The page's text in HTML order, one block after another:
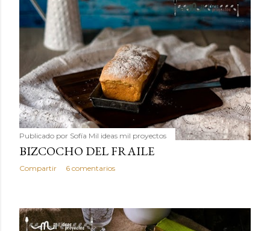
Publicado por Sofía Mil ideas mil proyectos
BIZCOCHO DEL FRAILE
Compartir 6 comentarios